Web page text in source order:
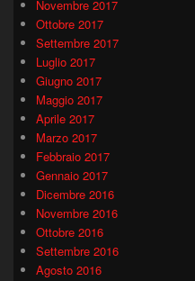
Novembre 2017
Ottobre 2017
Settembre 2017
Luglio 2017
Giugno 2017
Maggio 2017
Aprile 2017
Marzo 2017
Febbraio 2017
Gennaio 2017
Dicembre 2016
Novembre 2016
Ottobre 2016
Settembre 2016
Agosto 2016